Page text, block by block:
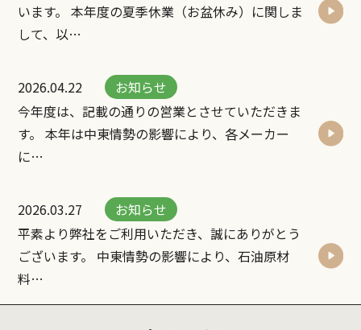
います。 本年度の夏季休業（お盆休み）に関しま
して、以…
2026.04.22
お知らせ
今年度は、記載の通りの営業とさせていただきま
す。 本年は中東情勢の影響により、各メーカー
に…
2026.03.27
お知らせ
平素より弊社をご利用いただき、誠にありがとう
ございます。 中東情勢の影響により、石油原材
料…